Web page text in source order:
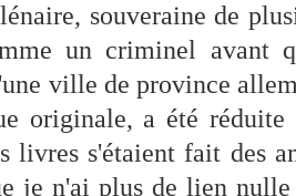
souveraine de
un criminel avant
ville de province
originale, a été
livres s'étaient fait des
je n'ai plus de lien